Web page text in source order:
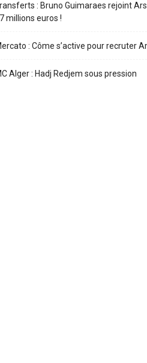
: Bruno Guimaraes rejoint
millions euros !
: Côme s’active pour recruter
Alger : Hadj Redjem sous pression